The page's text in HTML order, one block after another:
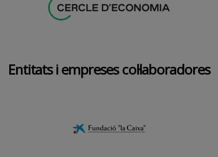
Entitats i empreses col·laboradores